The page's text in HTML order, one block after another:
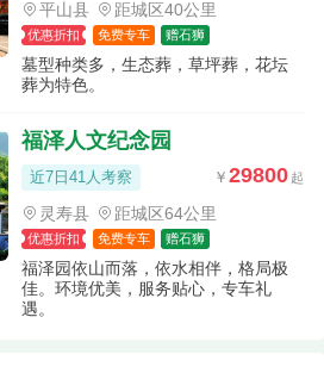
平山县 距城区40公里
优惠折扣 免费专车 赠石狮
墓型种类多，生态葬，草坪葬，花坛
葬为特色。
福泽人文纪念园
近7日41人考察 29800
灵寿县 距城区64公里
优惠折扣 免费专车 赠石狮
福泽园依山而落，依水相伴，格局极
佳。环境优美，服务贴心，专车礼
遇。